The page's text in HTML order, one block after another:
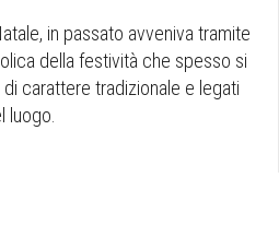
in passato avveniva tramite
della festività che spesso si
carattere tradizionale e legati
luogo.